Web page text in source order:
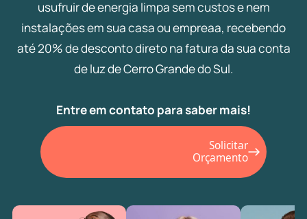
usufruir de energia limpa sem custos e nem
instalações em sua casa ou empreaa, recebendo
até 20% de desconto direto na fatura da sua conta
de luz de Cerro Grande do Sul.
Entre em contato para saber mais!
Solicitar
Orçamento